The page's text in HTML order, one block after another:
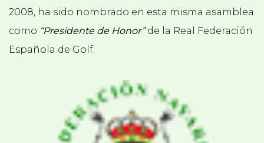
2008, ha sido nombrado en esta misma asamblea
como “Presidente de Honor”de la Real Federación
Española de Golf.